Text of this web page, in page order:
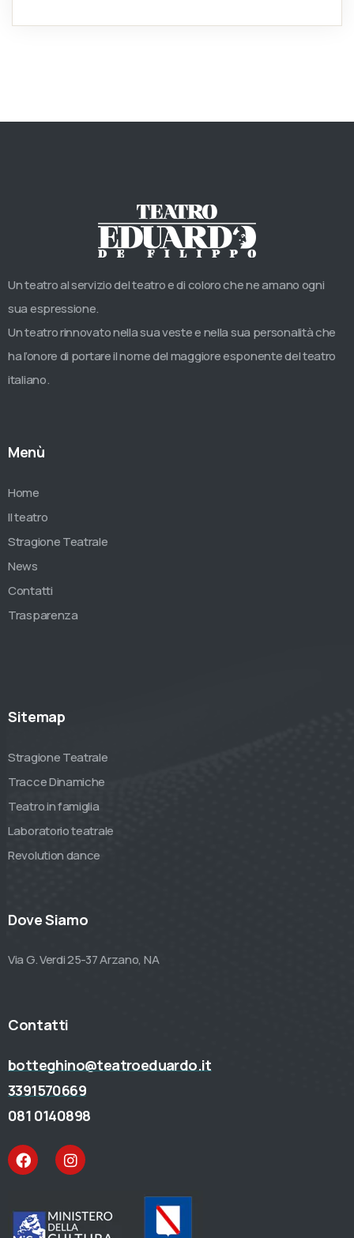
Un teatro al servizio del teatro e di coloro che ne amano ogni
sua espressione.
Un teatro rinnovato nella sua veste e nella sua personalità che
ha l’onore di portare il nome del maggiore esponente del teatro
italiano.
Menù
Home
Il teatro
Stragione Teatrale
News
Contatti
Trasparenza
Sitemap
Stragione Teatrale
Tracce Dinamiche
Teatro in famiglia
Laboratorio teatrale
Revolution dance
Dove Siamo
Via G. Verdi 25-37 Arzano, NA
Contatti
botteghino@teatroeduardo.it
3391570669
081 0140898